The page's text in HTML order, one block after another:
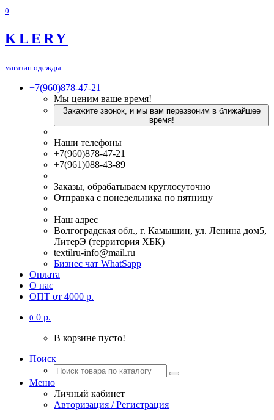
0
KLERY
магазин одежды
+7(960)878-47-21
Мы ценим ваше время!
Закажите звонок, и мы вам перезвоним в ближайшее
время!
Наши телефоны
+7(960)878-47-21
+7(961)088-43-89
Заказы, обрабатываем круглосуточно
Отправка с понедельника по пятницу
Наш адрес
Волгоградская обл., г. Камышин, ул. Ленина дом5,
ЛитерЭ (территория ХБК)
textilru-info@mail.ru
Бизнес чат WhatSapp
Оплата
О нас
ОПТ от 4000 р.
0 0 р.
В корзине пусто!
Поиск
Меню
Личный кабинет
Авторизация / Регистрация